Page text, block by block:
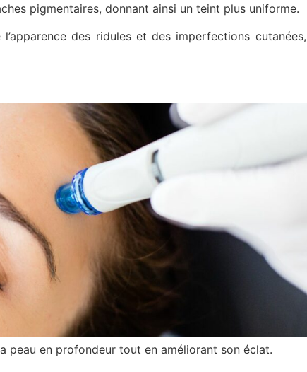
pigmentaires, donnant ainsi un teint plus uniforme.
des ridules et des imperfections cutanées,
peau en profondeur tout en améliorant son éclat.